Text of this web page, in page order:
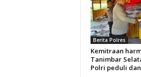
Berita Polres
Kemitraan
Tanimbar
Polri peduli